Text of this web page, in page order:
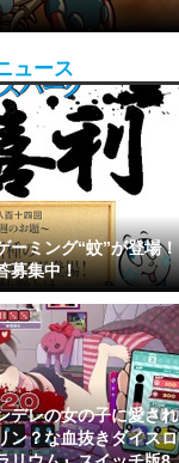
ュース
ーミング“蚊”が登場！
募集中！
デレの女の子に愛され
ン？な血抜きダイスロ